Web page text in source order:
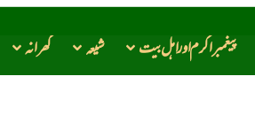
پیغمبراکرم اور اهل بیت شیعہ گھرانہ